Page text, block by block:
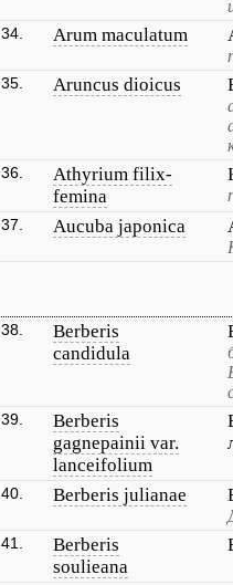
34. Arum maculatum
35. Aruncus dioicus
36.
Athyrium filix-
femina
37. Aucuba japonica
38.
Berberis
candidula
39.
Berberis
gagnepainii var.
lanceifolium
40. Berberis julianae
41.
Berberis
soulieana